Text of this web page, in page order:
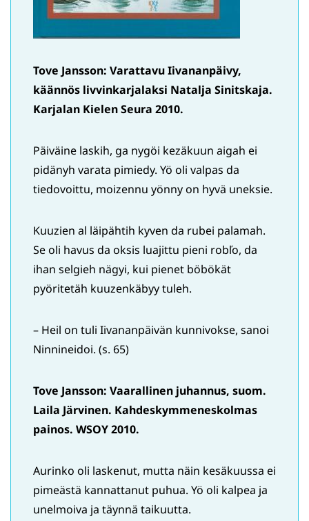
Tove Jansson: Varattavu Iivananpäivy,
käännös livvinkarjalaksi Natalja Sinitskaja.
Karjalan Kielen Seura 2010.
Päiväine laskih, ga nygöi kezäkuun aigah ei
pidänyh varata pimiedy. Yö oli valpas da
tiedovoittu, moizennu yönny on hyvä uneksie.
Kuuzien al läipähtih kyven da rubei palamah.
Se oli havus da oksis luajittu pieni robľo, da
ihan selgieh nägyi, kui pienet böbökät
pyöritetäh kuuzenkäbyy tuleh.
– Heil on tuli Iivananpäivän kunnivokse, sanoi
Ninnineidoi. (s. 65)
Tove Jansson: Vaarallinen juhannus, suom.
Laila Järvinen. Kahdeskymmeneskolmas
painos. WSOY 2010.
Aurinko oli laskenut, mutta näin kesäkuussa ei
pimeästä kannattanut puhua. Yö oli kalpea ja
unelmoiva ja täynnä taikuutta.